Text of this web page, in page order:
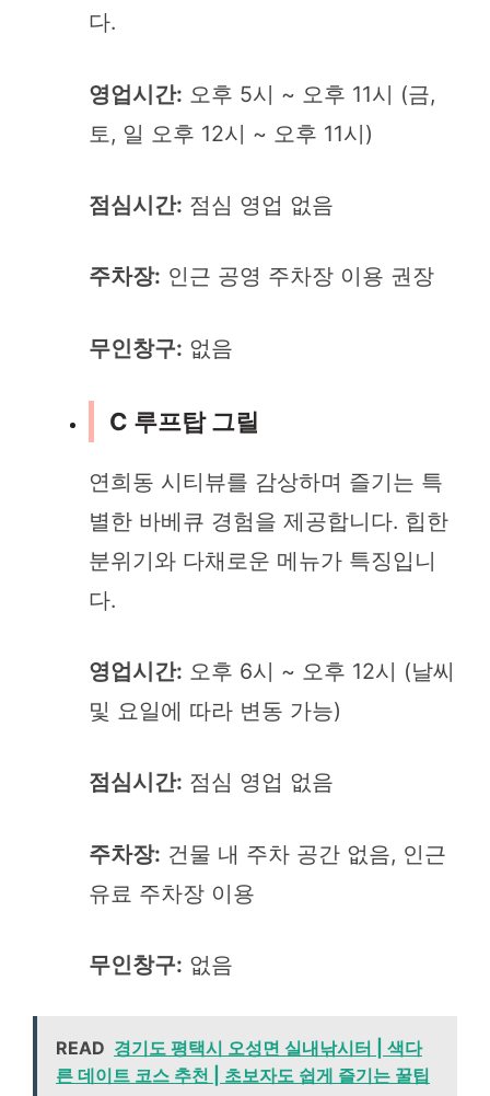
다.
영업시간: 오후 5시 ~ 오후 11시 (금,
토, 일 오후 12시 ~ 오후 11시)
점심시간: 점심 영업 없음
주차장: 인근 공영 주차장 이용 권장
무인창구: 없음
C 루프탑 그릴
연희동 시티뷰를 감상하며 즐기는 특
별한 바베큐 경험을 제공합니다. 힙한
분위기와 다채로운 메뉴가 특징입니
다.
영업시간: 오후 6시 ~ 오후 12시 (날씨
및 요일에 따라 변동 가능)
점심시간: 점심 영업 없음
주차장: 건물 내 주차 공간 없음, 인근
유료 주차장 이용
무인창구: 없음
READ 경기도 평택시 오성면 실내낚시터 | 색다
른 데이트 코스 추천 | 초보자도 쉽게 즐기는 꿀팁